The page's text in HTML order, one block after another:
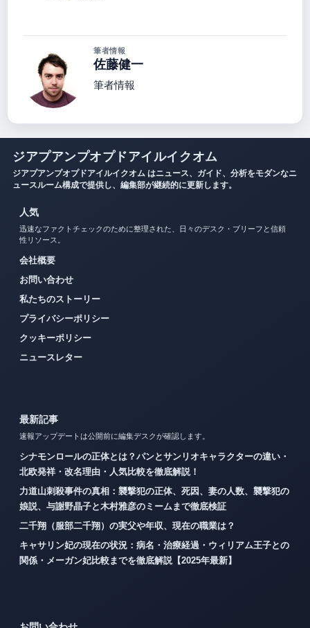
筆者情報
佐藤健一
筆者情報
ジアプアンプオプドアイルイクオム
ジアプアンプオプドアイルイクオム はニュース、ガイド、分析をモダンなニ
ュースルーム構成で提供し、編集部が継続的に更新します。
人気
迅速なファクトチェックのために整理された、日々のデスク・ブリーフと信頼
性リソース。
会社概要
お問い合わせ
私たちのストーリー
プライバシーポリシー
クッキーポリシー
ニュースレター
最新記事
速報アップデートは公開前に編集デスクが確認します。
シナモンロールの正体とは？パンとサンリオキャラクターの違い・
北欧発祥・改名理由・人気比較を徹底解説！
力道山刺殺事件の真相：襲撃犯の正体、死因、妻の人数、襲撃犯の
娘説、与謝野晶子と木村雅彦のミームまで徹底検証
二千翔（服部二千翔）の実父や年収、現在の職業は？
キャサリン妃の現在の状況：病名・治療経過・ウィリアム王子との
関係・メーガン妃比較までを徹底解説【2025年最新】